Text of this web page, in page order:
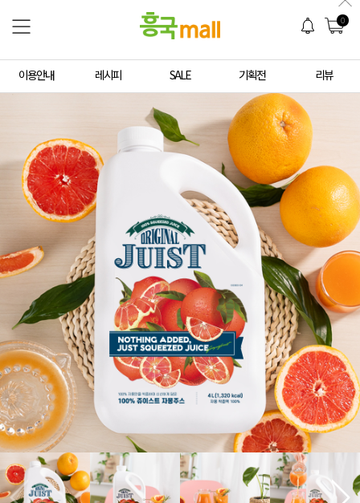
0
이용안내 레시피 SALE 기획전 리뷰